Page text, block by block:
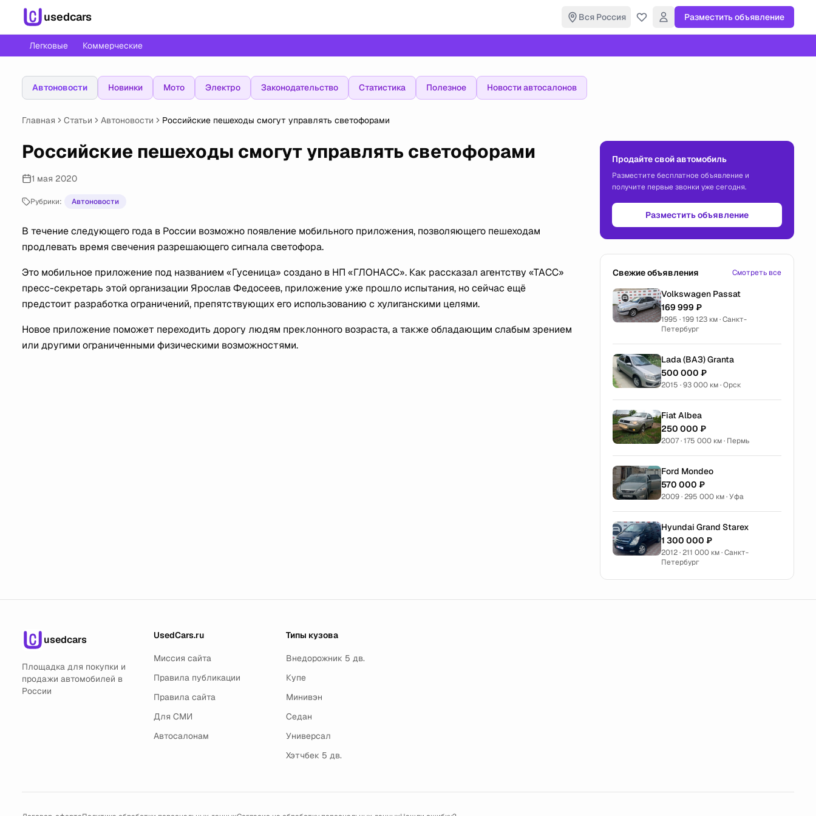
usedcars Вся Россия Разместить объявление
Легковые Коммерческие
Автоновости Новинки Мото Электро Законодательство Статистика Полезное Новости автосалонов
Главная Статьи Автоновости Российские пешеходы смогут управлять светофорами
Российские пешеходы смогут управлять светофорами
1 мая 2020
Рубрики: Автоновости
В течение следующего года в России возможно появление мобильного приложения, позволяющего пешеходам
продлевать время свечения разрешающего сигнала светофора.
Это мобильное приложение под названием «Гусеница» создано в НП «ГЛОНАСС». Как рассказал агентству «ТАСС»
пресс-секретарь этой организации Ярослав Федосеев, приложение уже прошло испытания, но сейчас ещё
предстоит разработка ограничений, препятствующих его использованию с хулиганскими целями.
Новое приложение поможет переходить дорогу людям преклонного возраста, а также обладающим слабым зрением
или другими ограниченными физическими возможностями.
Продайте свой автомобиль
Разместите бесплатное объявление и
получите первые звонки уже сегодня.
Разместить объявление
Свежие объявления Смотреть все
Volkswagen Passat
169 999 ₽
1995 · 199 123 км · Санкт-
Петербург
Lada (ВАЗ) Granta
500 000 ₽
2015 · 93 000 км · Орск
Fiat Albea
250 000 ₽
2007 · 175 000 км · Пермь
Ford Mondeo
570 000 ₽
2009 · 295 000 км · Уфа
Hyundai Grand Starex
1 300 000 ₽
2012 · 211 000 км · Санкт-
Петербург
usedcars
Площадка для покупки и
продажи автомобилей в
России
UsedCars.ru
Миссия сайта
Правила публикации
Правила сайта
Для СМИ
Автосалонам
Типы кузова
Внедорожник 5 дв.
Купе
Минивэн
Седан
Универсал
Хэтчбек 5 дв.